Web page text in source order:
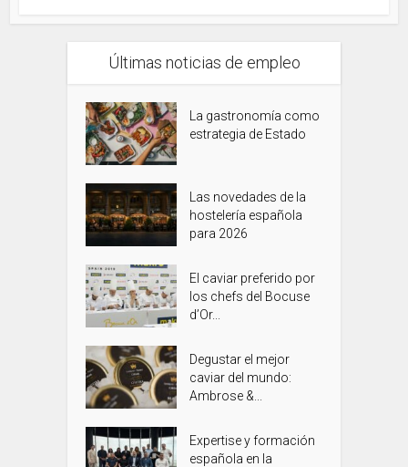
Últimas noticias de empleo
La gastronomía como
estrategia de Estado
Las novedades de la
hostelería española
para 2026
El caviar preferido por
los chefs del Bocuse
d’Or...
Degustar el mejor
caviar del mundo:
Ambrose &...
Expertise y formación
española en la